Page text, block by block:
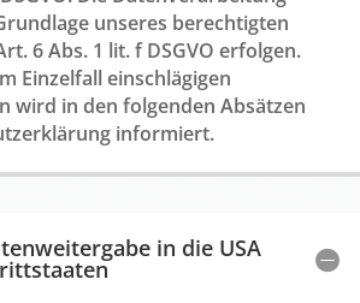
unseres berechtigten
6 Abs. 1 lit. f DSGVO erfolgen.
Einzelfall einschlägigen
wird in den folgenden Absätzen
informiert.
in die USA